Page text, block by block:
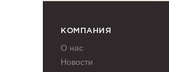
КОМПАНИЯ
О нас
Новости